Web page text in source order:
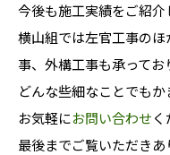
今後も施工実績をご紹介
横山組では左官工事の
事、外構工事も承ってお
どんな些細なことでもか
お気軽にお問い合わせく
最後までご覧いただきあ